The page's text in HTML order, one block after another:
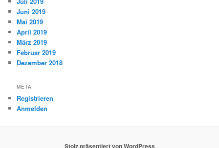
Juni 2019
Mai 2019
April 2019
März 2019
Februar 2019
Dezember 2018
META
Registrieren
Anmelden
Stolz präsentiert von WordPress